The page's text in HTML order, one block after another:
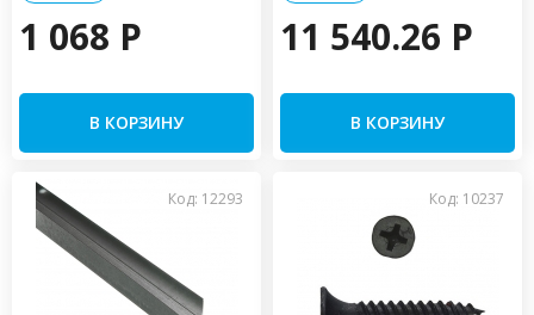
1 068 P
В КОРЗИНУ
11 540.26 P
В КОРЗИНУ
Код: 12293 Код: 10237